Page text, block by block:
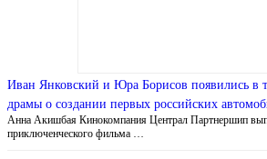
Иван Янковский и Юра Борисов появились в
драмы о создании первых российских
Анна Акишбая Кинокомпания Централ Партнершип
приключенческого фильма …